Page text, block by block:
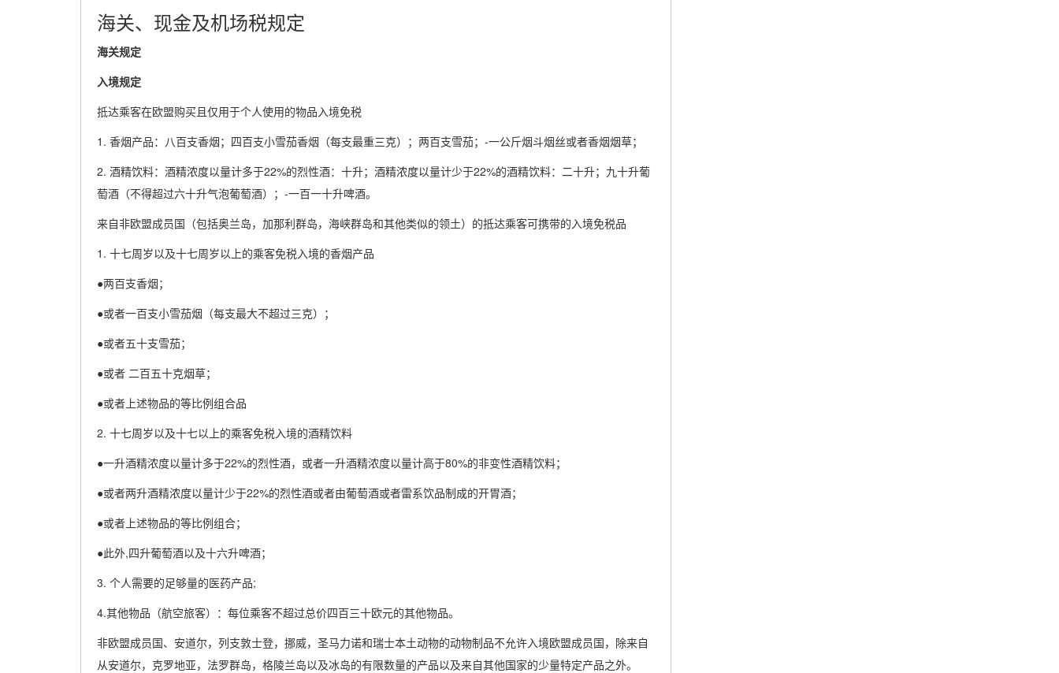
海关、现金及机场税规定
海关规定
入境规定
抵达乘客在欧盟购买且仅用于个人使用的物品入境免税
1. 香烟产品：八百支香烟；四百支小雪茄香烟（每支最重三克）；两百支雪茄；-一公斤烟斗烟丝或者香烟烟草；
2. 酒精饮料：酒精浓度以量计多于22%的烈性酒：十升；酒精浓度以量计少于22%的酒精饮料：二十升；九十升葡
萄酒（不得超过六十升气泡葡萄酒）；-一百一十升啤酒。
来自非欧盟成员国（包括奥兰岛，加那利群岛，海峡群岛和其他类似的领土）的抵达乘客可携带的入境免税品
1. 十七周岁以及十七周岁以上的乘客免税入境的香烟产品
●两百支香烟；
●或者一百支小雪茄烟（每支最大不超过三克）；
●或者五十支雪茄；
●或者 二百五十克烟草；
●或者上述物品的等比例组合品
2. 十七周岁以及十七以上的乘客免税入境的酒精饮料
●一升酒精浓度以量计多于22%的烈性酒，或者一升酒精浓度以量计高于80%的非变性酒精饮料；
●或者两升酒精浓度以量计少于22%的烈性酒或者由葡萄酒或者雷系饮品制成的开胃酒；
●或者上述物品的等比例组合；
●此外,四升葡萄酒以及十六升啤酒；
3. 个人需要的足够量的医药产品;
4.其他物品（航空旅客）：每位乘客不超过总价四百三十欧元的其他物品。
非欧盟成员国、安道尔，列支敦士登，挪威，圣马力诺和瑞士本土动物的动物制品不允许入境欧盟成员国，除来自
从安道尔，克罗地亚，法罗群岛，格陵兰岛以及冰岛的有限数量的产品以及来自其他国家的少量特定产品之外。